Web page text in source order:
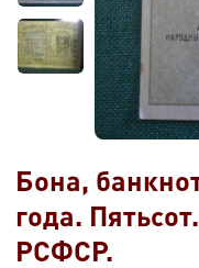
Бона,
года.
РСФСР.